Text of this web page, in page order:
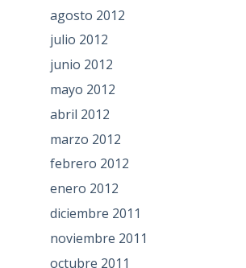
agosto 2012
julio 2012
junio 2012
mayo 2012
abril 2012
marzo 2012
febrero 2012
enero 2012
diciembre 2011
noviembre 2011
octubre 2011